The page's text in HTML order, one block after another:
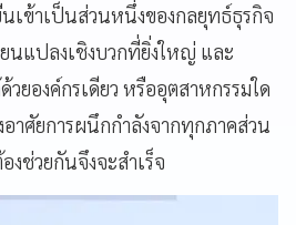
เข้าเป็นส่วนหนึ่งของกลยุทธ์ธุรกิจ
ยนแปลงเชิงบวกที่ยิ่งใหญ่ และ
วยองค์กรเดียว หรืออุตสาหกรรมใด
าศัยการผนึกกำลังจากทุกภาคส่วน
ช่วยกันจึงจะสำเร็จ